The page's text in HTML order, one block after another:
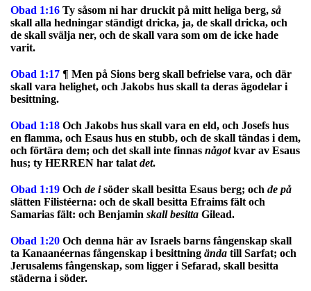
Obad 1:16 Ty såsom ni har druckit på mitt heliga berg, så
skall alla hedningar ständigt dricka, ja, de skall dricka, och
de skall svälja ner, och de skall vara som om de icke hade
varit.
Obad 1:17 ¶ Men på Sions berg skall befrielse vara, och där
skall vara helighet, och Jakobs hus skall ta deras ägodelar i
besittning.
Obad 1:18 Och Jakobs hus skall vara en eld, och Josefs hus
en flamma, och Esaus hus en stubb, och de skall tändas i dem,
och förtära dem; och det skall inte finnas någotkvar av Esaus
hus; ty HERREN har talat det.
Obad 1:19 Och de isöder skall besitta Esaus berg; och de på
slätten Filistéerna: och de skall besitta Efraims fält och
Samarias fält: och Benjamin skallbesitta Gilead.
Obad 1:20 Och denna här av Israels barns fångenskap skall
ta Kanaanéernas fångenskap i besittning ända till Sarfat; och
Jerusalems fångenskap, som ligger i Sefarad, skall besitta
städerna i söder.